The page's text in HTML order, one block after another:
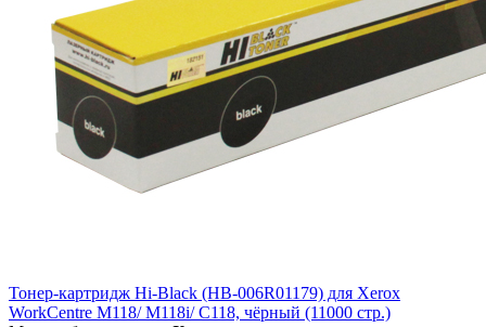
Тонер-картридж Hi-Black (HB-006R01179) для Xerox
WorkCentre M118/ M118i/ C118, чёрный (11000 стр.)